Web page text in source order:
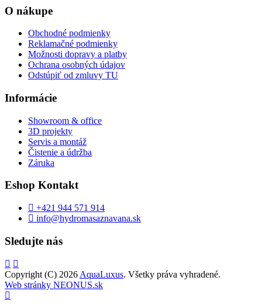
O nákupe
Obchodné podmienky
Reklamačné podmienky
Možnosti dopravy a platby
Ochrana osobných údajov
Odstúpiť od zmluvy TU
Informácie
Showroom & office
3D projekty
Servis a montáž
Čistenie a údržba
Záruka
Eshop Kontakt
+421 944 571 914
info@hydromasaznavana.sk
Sledujte nás
Copyright (C) 2026 AquaLuxus. Všetky práva vyhradené.
Web stránky NEONUS.sk